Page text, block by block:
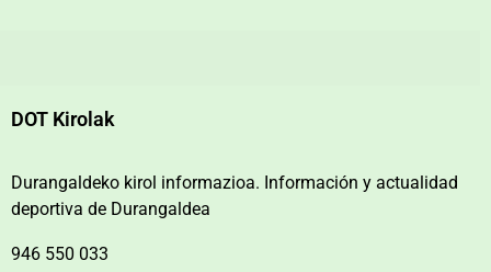
DOT Kirolak
Durangaldeko kirol informazioa. Información y actualidad
deportiva de Durangaldea
946 550 033